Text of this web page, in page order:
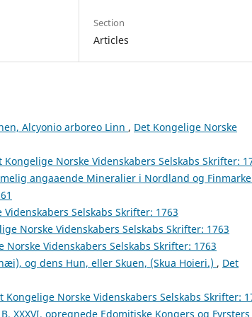
Section
Articles
Alcyonio arboreo Linn , Det Kongelige Norske
Kongelige Norske Videnskabers Selskabs Skrifter:
angaaende Mineralier i Nordland og
Selskabs Skrifter: 1763
Norske Videnskabers Selskabs Skrifter: 1763
Norske Videnskabers Selskabs Skrifter: 1763
og dens Hun, eller Skuen, (Skua Hoieri.) , Det
Kongelige Norske Videnskabers Selskabs Skrifter:
XXXVI. opregnede Edomitiske Kongers og Fyrsters